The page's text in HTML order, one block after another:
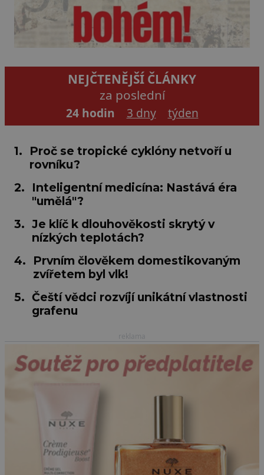
NEJČTENĚJŠÍ ČLÁNKY
za poslední
24 hodin 3 dny týden
1.
Proč se tropické cyklóny netvoří u
rovníku?
2.
Inteligentní medicína: Nastává éra
"umělá"?
3. Je klíč k dlouhověkosti skrytý v
nízkých teplotách?
4.
Prvním člověkem domestikovaným
zvířetem byl vlk!
5. Čeští vědci rozvíjí unikátní vlastnosti
grafenu